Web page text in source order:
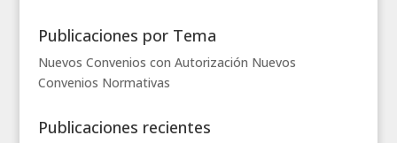
Publicaciones por Tema
Nuevos Convenios con Autorización Nuevos
Convenios Normativas
Publicaciones recientes